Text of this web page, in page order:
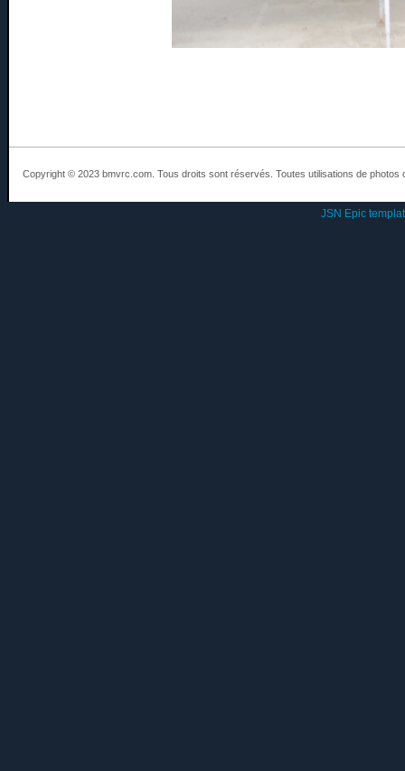
Copyright © 2023 bmvrc.com. Tous droits sont réservés. Toutes utilisations de
JSN Epic